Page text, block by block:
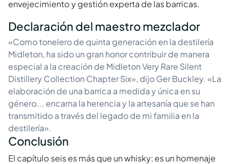
envejecimiento y gestión experta de las barricas.
Declaración del maestro mezclador
«Como tonelero de quinta generación en la destilería
Midleton, ha sido un gran honor contribuir de manera
especial a la creación de Midleton Very Rare Silent
Distillery Collection Chapter Six», dijo Ger Buckley. «La
elaboración de una barrica a medida y única en su
género... encarna la herencia y la artesanía que se han
transmitido a través del legado de mi familia en la
destilería».
Conclusión
El capítulo seis es más que un whisky: es un homenaje